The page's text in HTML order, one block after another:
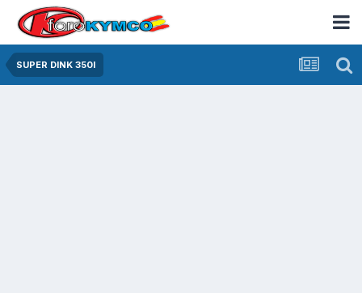
SUPER DINK 350I